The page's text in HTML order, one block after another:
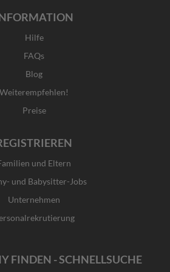
Hilfe
FAQs
Blog
Weiterempfehlen!
Preise
und Eltern
und Babysitter-Jobs
Unternehmen
FINDEN - SCHNELLSUCHE